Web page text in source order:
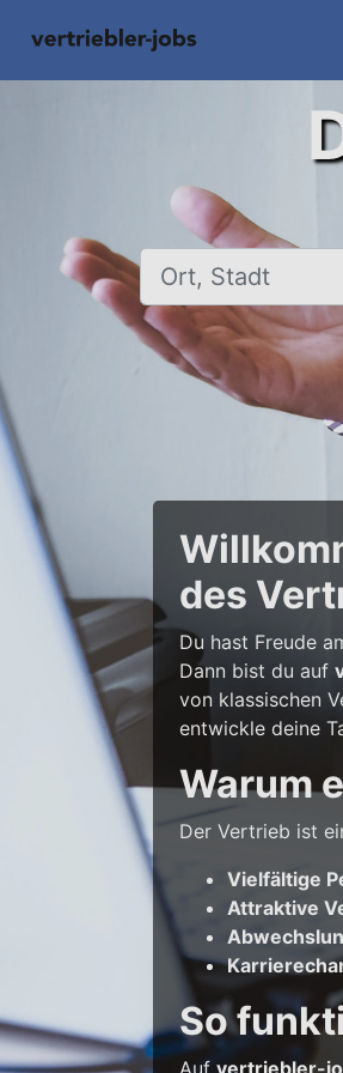
Ort, Stadt
des
Du hast Freude
Dann bist du auf
von klassischen
entwickle deine
Warum
Der Vertrieb ist
Vielfältige
Attraktive
So